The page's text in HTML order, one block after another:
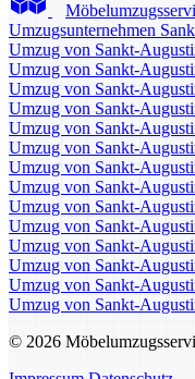
Umzugsunternehmen
Umzug von Sankt-
Umzug von Sankt-
Umzug von Sankt-
Umzug von Sankt-
Umzug von Sankt-
Umzug von Sankt-
Umzug von Sankt-
Umzug von Sankt-
Umzug von Sankt-
Umzug von Sankt-
Umzug von Sankt-
Umzug von Sankt-
Umzug von Sankt-
Umzug von Sankt-
© 2026